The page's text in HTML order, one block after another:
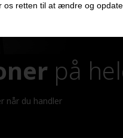
os retten til at ændre og
på
når du handler